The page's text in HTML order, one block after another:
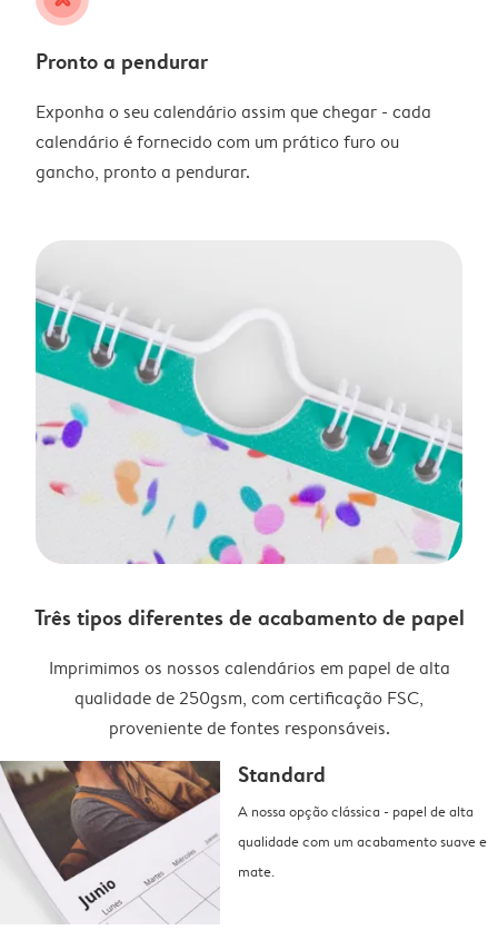
Pronto a pendurar
Exponha o seu calendário assim que chegar - cada
calendário é fornecido com um prático furo ou
gancho, pronto a pendurar.
Três tipos diferentes de acabamento de papel
Imprimimos os nossos calendários em papel de alta
qualidade de 250gsm, com certificação FSC,
proveniente de fontes responsáveis.
Standard
A nossa opção clássica - papel de alta
qualidade com um acabamento suave e
mate.